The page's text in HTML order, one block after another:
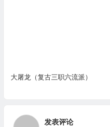
大屠龙（复古三职六流派）
发表评论